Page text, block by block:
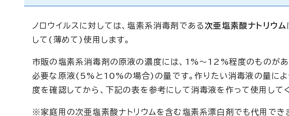
ノロウイルスに対しては、塩素系消毒剤である次亜塩素酸ナトリウム
して(薄めて)使用します。
市販の塩素系消毒剤の原液の濃度には、1%～12%程度のものがあ
必要な原液(5%と10%の場合)の量です。作りたい消毒液の量によ
度を確認してから、下記の表を参考にして消毒液を作って使用して
※家庭用の次亜塩素酸ナトリウムを含む塩素系漂白剤でも代用でき